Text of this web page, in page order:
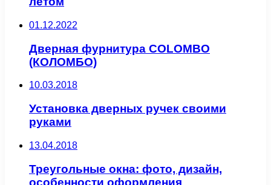
01.12.2022
Дверная фурнитура COLOMBO
(КОЛОМБО)
10.03.2018
Установка дверных ручек своими
руками
13.04.2018
Треугольные окна: фото, дизайн,
особенности оформления